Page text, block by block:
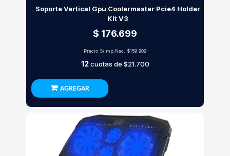
Soporte Vertical Gpu Coolermaster Pcie4 Holder
Kit V3
$ 176.699
Precio S/Imp.Nac. $159.909
12cuotas de $21.700
AGREGAR